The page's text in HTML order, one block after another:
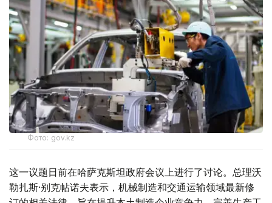
Фото: gov.kz
这一议题日前在哈萨克斯坦政府会议上进行了讨论。总理沃
勒扎斯·别克帖诺夫表示，机械制造和交通运输领域最新修